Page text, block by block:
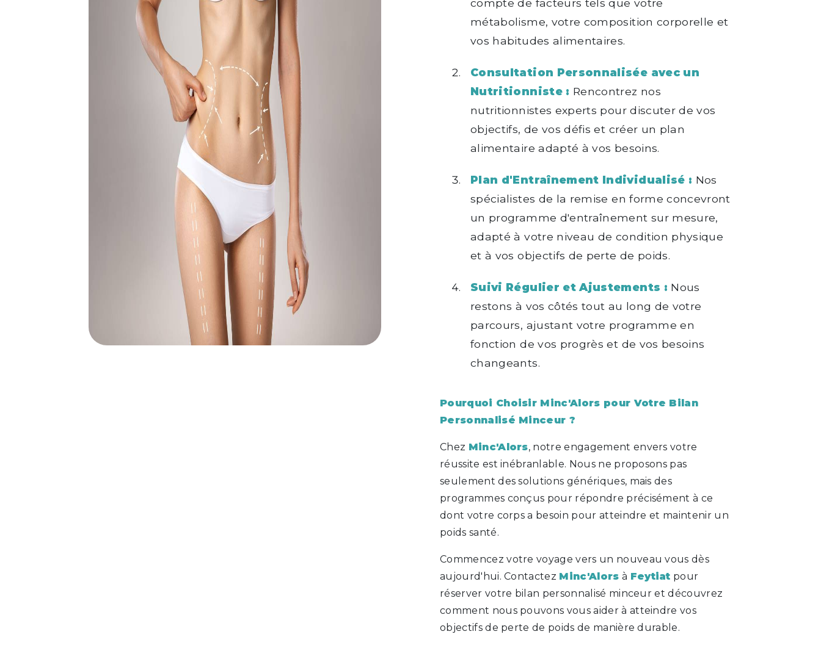
compte de facteurs tels que votre
métabolisme, votre composition corporelle et
vos habitudes alimentaires.
Consultation Personnalisée avec un
Nutritionniste : Rencontrez nos
nutritionnistes experts pour discuter de vos
objectifs, de vos défis et créer un plan
alimentaire adapté à vos besoins.
Plan d'Entraînement Individualisé : Nos
spécialistes de la remise en forme concevront
un programme d'entraînement sur mesure,
adapté à votre niveau de condition physique
et à vos objectifs de perte de poids.
Suivi Régulier et Ajustements : Nous
restons à vos côtés tout au long de votre
parcours, ajustant votre programme en
fonction de vos progrès et de vos besoins
changeants.
Pourquoi Choisir Minc'Alors pour Votre Bilan
Personnalisé Minceur ?
Chez Minc'Alors, notre engagement envers votre
réussite est inébranlable. Nous ne proposons pas
seulement des solutions génériques, mais des
programmes conçus pour répondre précisément à ce
dont votre corps a besoin pour atteindre et maintenir un
poids santé.
Commencez votre voyage vers un nouveau vous dès
aujourd'hui. Contactez Minc'Alors à Feytiat pour
réserver votre bilan personnalisé minceur et découvrez
comment nous pouvons vous aider à atteindre vos
objectifs de perte de poids de manière durable.